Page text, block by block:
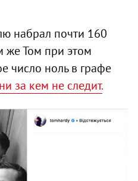
набрал почти 160
же Том при этом
число ноль в графе
за кем не следит.